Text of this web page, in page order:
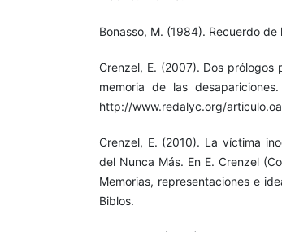
Bonasso, M. (1984). Recuerdo
Crenzel, E. (2007). Dos prólogos
memoria de las
http://www.redalyc.org/articulo.oa
Crenzel, E. (2010). La víctima
del Nunca Más. En E. Crenzel
Memorias, representaciones e
Biblos.